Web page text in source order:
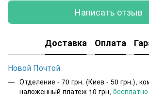
Написать отзыв
Доставка Оплата
Новой Почтой
Отделение - 70 грн. (Киев - 50 грн.),
наложенный платеж 10 грн,